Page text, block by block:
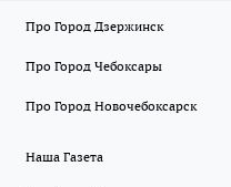
Про Город Дзержинск
Про Город Чебоксары
Про Город Новочебоксарск
Наша Газета